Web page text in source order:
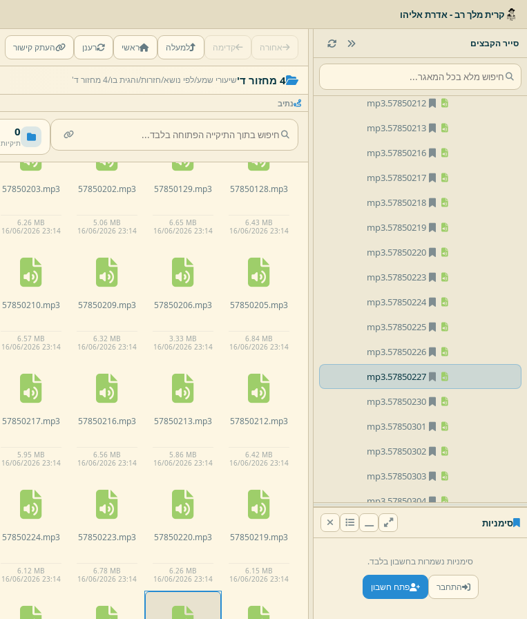
קרית מלך רב - אדרת אליהו
סייר הקבצים
57850209.
mp3
57850211.
57850212.
mp3
57850213.
mp3
57850216.
mp3
57850217.
mp3
57850218.
mp3
57850219.
mp3
57850220.
mp3
57850223.
mp3
57850224.
mp3
57850225.
mp3
57850226.
mp3
57850227.
mp3
57850230.
mp3
57850301.
mp3
57850302.
mp3
57850303.
mp3
57850304.
mp3
57850307.
mp3
57850309.
mp3
57850310.
mp3
סימניות
סימניות נשמרות בחשבון בלבד.
התחבר פתח חשבון
אחורה קדימה למעלה ראשי רענן העתק קישור
4 מחזור ד' שיעורי שמע/לפי נושא/חזרות/והגית בו/4 מחזור ד'
נתיב
0
תיקיות
mp3
16/06/2026 23:14
16/06/2026 23:14
16/06/2026 23:14
16/06/2026 23:14
57850128.mp3
6.43 MB
16/06/2026 23:14
57850129.mp3
6.65 MB
16/06/2026 23:14
57850202.mp3
5.06 MB
16/06/2026 23:14
57850203.mp3
6.26 MB
16/06/2026 23:14
57850205.mp3
6.84 MB
16/06/2026 23:14
57850206.mp3
3.33 MB
16/06/2026 23:14
57850209.mp3
6.32 MB
16/06/2026 23:14
57850210.mp3
6.57 MB
16/06/2026 23:14
57850212.mp3
6.42 MB
16/06/2026 23:14
57850213.mp3
5.86 MB
16/06/2026 23:14
57850216.mp3
6.56 MB
16/06/2026 23:14
57850217.mp3
5.95 MB
16/06/2026 23:14
57850219.mp3
6.15 MB
16/06/2026 23:14
57850220.mp3
6.26 MB
16/06/2026 23:14
57850223.mp3
6.78 MB
16/06/2026 23:14
57850224.mp3
6.12 MB
16/06/2026 23:14